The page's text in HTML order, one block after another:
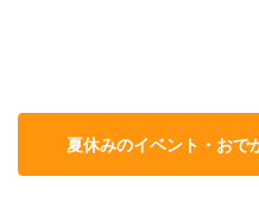
夏休みのイベント・おで